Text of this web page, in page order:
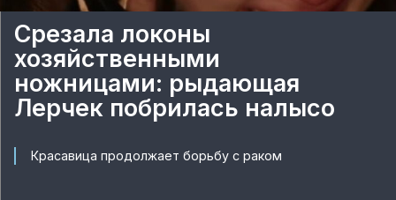
Срезала локоны
хозяйственными
ножницами: рыдающая
Лерчек побрилась налысо
Красавица продолжает борьбу с раком